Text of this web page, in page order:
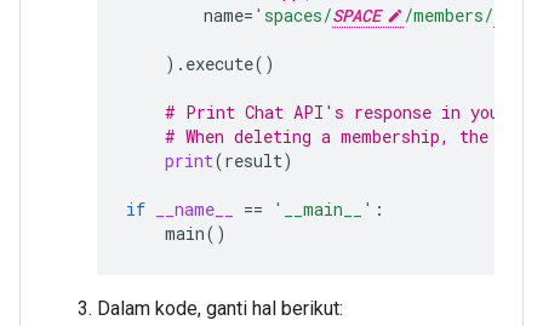
name= 'spaces/SPACE /members/
) . execute()
# Print Chat API's response in your
# When deleting a membership, the
print(result)
if __name__ == '__main__' :
main()
Dalam kode, ganti hal berikut: